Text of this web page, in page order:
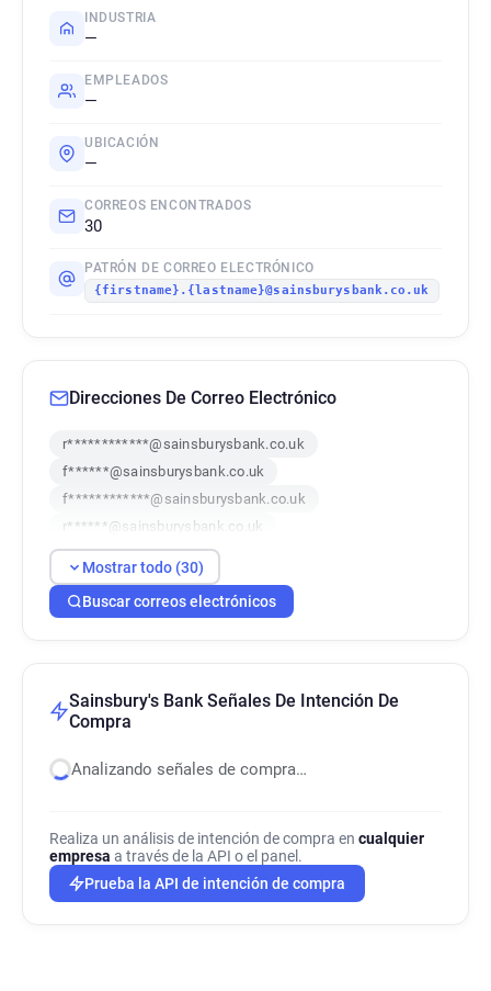
INDUSTRIA
—
EMPLEADOS
—
UBICACIÓN
—
CORREOS ENCONTRADOS
30
PATRÓN DE CORREO ELECTRÓNICO
{firstname}.{lastname}@sainsburysbank.co.uk
Direcciones De Correo Electrónico
r************@sainsburysbank.co.uk
f******@sainsburysbank.co.uk
f************@sainsburysbank.co.uk
r******@sainsburysbank.co.uk
x*********@sainsburysbank.co.uk
h***********@sainsburysbank.co.uk
t******@sainsburysbank.co.uk
w********@sainsburysbank.co.uk
q********@sainsburysbank.co.uk
m**********@sainsburysbank.co.uk
o*****@sainsburysbank.co.uk
n********@sainsburysbank.co.uk
b*******@sainsburysbank.co.uk
Mostrar todo (30)
Buscar correos electrónicos
Sainsbury's Bank Señales De Intención De
Compra
Analizando señales de compra…
Realiza un análisis de intención de compra en cualquier
empresa a través de la API o el panel.
Prueba la API de intención de compra